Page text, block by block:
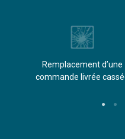
Remplacement d’une
commande livrée